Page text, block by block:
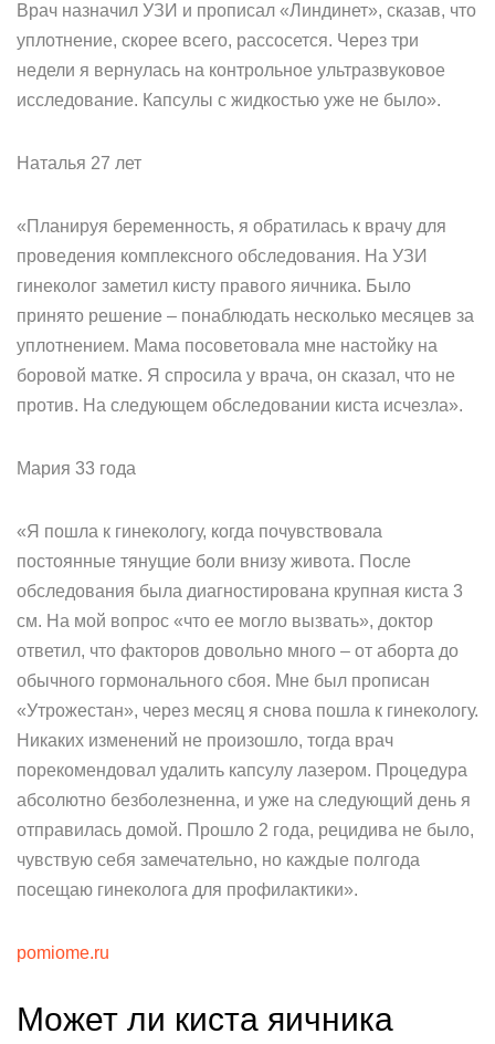
Врач назначил УЗИ и прописал «Линдинет», сказав, что
уплотнение, скорее всего, рассосется. Через три
недели я вернулась на контрольное ультразвуковое
исследование. Капсулы с жидкостью уже не было».
Наталья 27 лет
«Планируя беременность, я обратилась к врачу для
проведения комплексного обследования. На УЗИ
гинеколог заметил кисту правого яичника. Было
принято решение – понаблюдать несколько месяцев за
уплотнением. Мама посоветовала мне настойку на
боровой матке. Я спросила у врача, он сказал, что не
против. На следующем обследовании киста исчезла».
Мария 33 года
«Я пошла к гинекологу, когда почувствовала
постоянные тянущие боли внизу живота. После
обследования была диагностирована крупная киста 3
см. На мой вопрос «что ее могло вызвать», доктор
ответил, что факторов довольно много – от аборта до
обычного гормонального сбоя. Мне был прописан
«Утрожестан», через месяц я снова пошла к гинекологу.
Никаких изменений не произошло, тогда врач
порекомендовал удалить капсулу лазером. Процедура
абсолютно безболезненна, и уже на следующий день я
отправилась домой. Прошло 2 года, рецидива не было,
чувствую себя замечательно, но каждые полгода
посещаю гинеколога для профилактики».
pomiome.ru
Может ли киста яичника